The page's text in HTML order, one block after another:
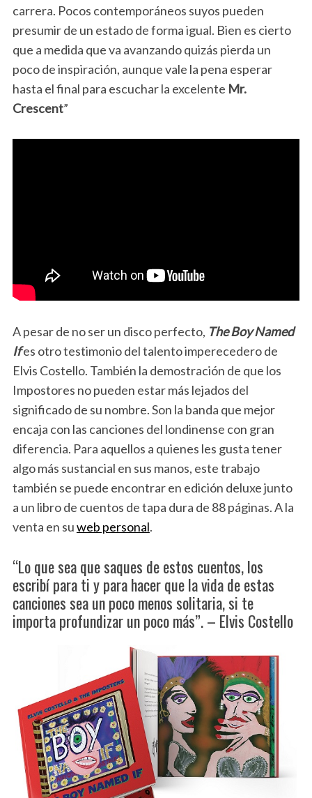
carrera. Pocos contemporáneos suyos pueden
presumir de un estado de forma igual. Bien es cierto
que a medida que va avanzando quizás pierda un
poco de inspiración, aunque vale la pena esperar
hasta el final para escuchar la excelente Mr.
Crescent”
A pesar de no ser un disco perfecto, The Boy Named
Ifes otro testimonio del talento imperecedero de
Elvis Costello. También la demostración de que los
Impostores no pueden estar más lejados del
significado de su nombre. Son la banda que mejor
encaja con las canciones del londinense con gran
diferencia. Para aquellos a quienes les gusta tener
algo más sustancial en sus manos, este trabajo
también se puede encontrar en edición deluxe junto
a un libro de cuentos de tapa dura de 88 páginas. A la
venta en suweb personal.
“Lo que sea que saques de estos cuentos, los
escribí para ti y para hacer que la vida de estas
canciones sea un poco menos solitaria, si te
importa profundizar un poco más”. – Elvis Costello